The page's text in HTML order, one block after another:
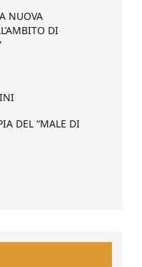
NUOVA
DI
DEL “MALE DI